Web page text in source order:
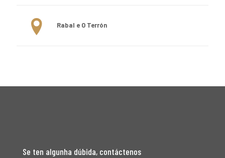
Rabal e O Terrón
Se ten algunha dúbida, contáctenos